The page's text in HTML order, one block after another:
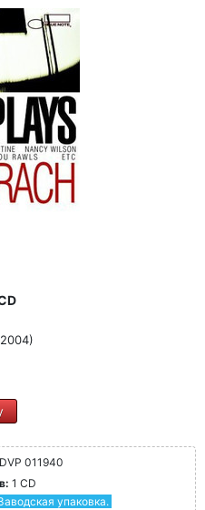
011940
1 CD
упаковка.